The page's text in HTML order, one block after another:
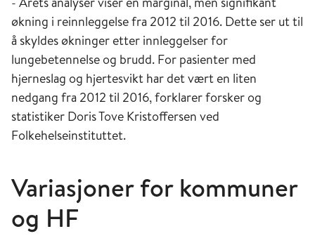
økning i reinnleggelse fra 2012 til 2016. Dette ser ut til
å skyldes økninger etter innleggelser for
lungebetennelse og brudd. For pasienter med
hjerneslag og hjertesvikt har det vært en liten
nedgang fra 2012 til 2016, forklarer forsker og
statistiker Doris Tove Kristoffersen ved
Folkehelseinstituttet.
Variasjoner for kommuner
og HF